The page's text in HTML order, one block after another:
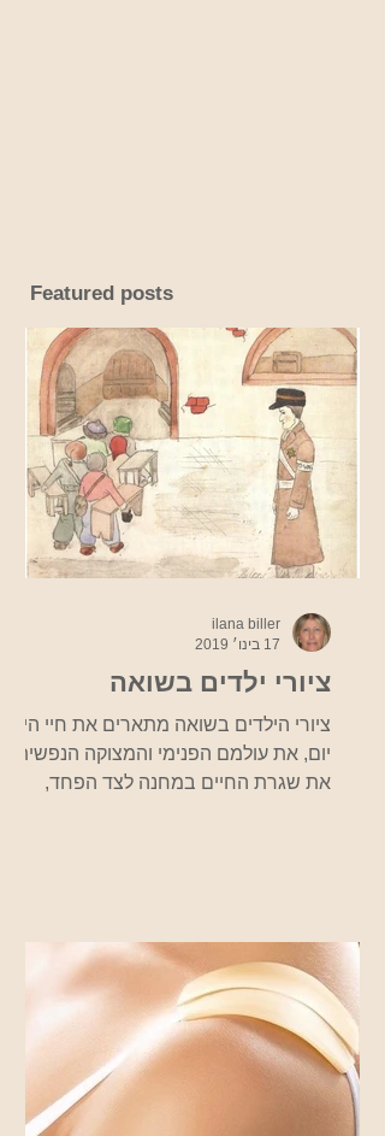
Featured posts
ציורי ילדים בשואה
ציורי הילדים בשואה מתארים את חיי היום
יום, את עולמם הפנימי והמצוקה הנפשית,
את שגרת החיים במחנה לצד הפחד,
מוצגים מאות ציורים של ילדים ששהו בגטו
זה בתקופה זו, כמו כן, מוצגים ציורים
אחר שנה אנחנו כאן כדי לזכור את הכל
http://fcit.coedu.usf.edu/Ho
ilana biller
17 בינו׳ 2019